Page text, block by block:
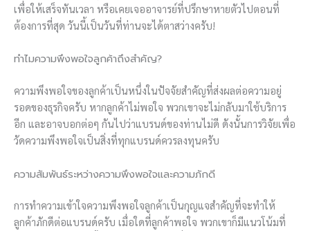
เพื่อให้เสร็จทันเวลา หรือเคยเจออาจารย์ที่ปรึกษาหายตัวไปตอนที่
ต้องการที่สุด วันนี้เป็นวันที่ท่านจะได้ตาสว่างครับ!
ทำไมความพึงพอใจลูกค้าถึงสำคัญ?
ความพึงพอใจของลูกค้าเป็นหนึ่งในปัจจัยสำคัญที่ส่งผลต่อความอยู่
รอดของธุรกิจครับ หากลูกค้าไม่พอใจ พวกเขาจะไม่กลับมาใช้บริการ
อีก และอาจบอกต่อๆ กันไปว่าแบรนด์ของท่านไม่ดี ดังนั้นการวิจัยเพื่อ
วัดความพึงพอใจเป็นสิ่งที่ทุกแบรนด์ควรลงทุนครับ
ความสัมพันธ์ระหว่างความพึงพอใจและความภักดี
การทำความเข้าใจความพึงพอใจลูกค้าเป็นกุญแจสำคัญที่จะทำให้
ลูกค้าภักดีต่อแบรนด์ครับ เมื่อใดที่ลูกค้าพอใจ พวกเขาก็มีแนวโน้มที่